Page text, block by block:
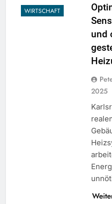
WIRTSCHAFT
und
2025